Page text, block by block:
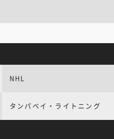
NHL
タンパベイ・ライトニング